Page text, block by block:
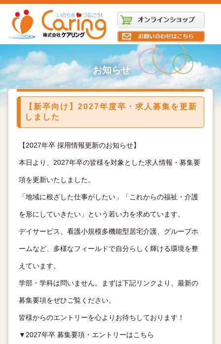
お知らせ
【新卒向け】2027年度卒・求人募集を更新
しました
【2027年卒 採用情報更新のお知らせ】
本日より、2027年卒の皆様を対象とした求人情報・募集要
項を更新いたしました。
「地域に根ざした仕事がしたい」「これからの福祉・介護
を形にしていきたい」という若い力を求めています。
デイサービス、看護小規模多機能型居宅介護、グループホ
ームなど、多様なフィールドで自分らしく輝ける環境を整
えています。
学部・学科は問いません。まずは下記リンクより、最新の
募集要項をぜひご覧ください。
皆様からのエントリーを心よりお待ちしております！
▼2027年卒 募集要項・エントリーはこちら